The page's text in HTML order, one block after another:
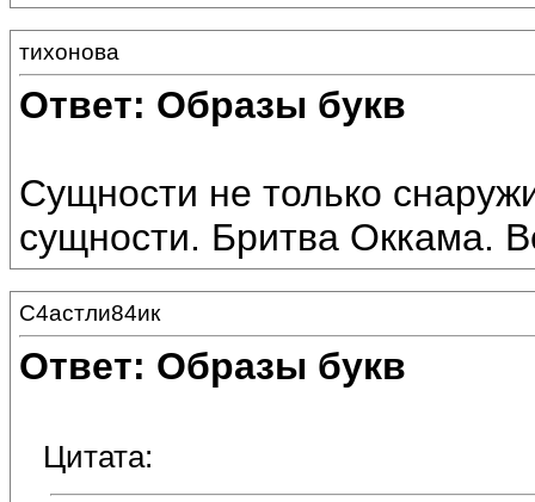
тихонова
Ответ: Образы букв
Сущности не только
сущности. Бритва Оккама.
С4астли84ик
Ответ: Образы букв
Цитата: